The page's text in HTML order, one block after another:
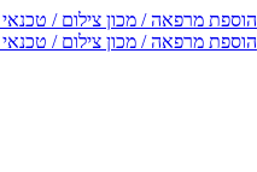
הוספת מרפאה / מכון צילום / טכנאי
הוספת מרפאה / מכון צילום / טכנאי